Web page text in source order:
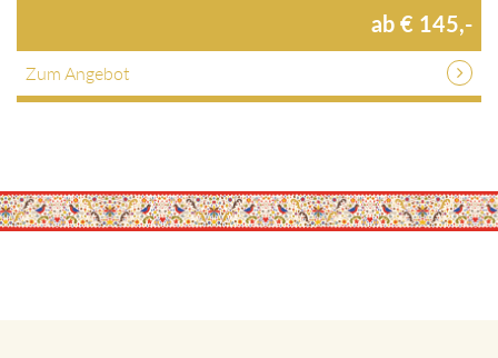
ab € 145,-
Zum Angebot